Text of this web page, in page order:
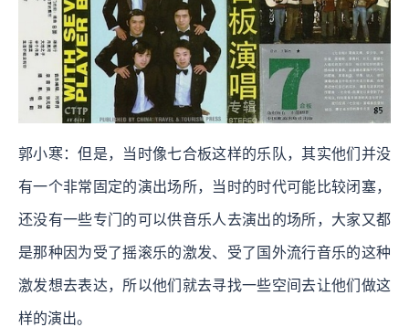
郭小寒：但是，当时像七合板这样的乐队，其实他们并没
有一个非常固定的演出场所，当时的时代可能比较闭塞，
还没有一些专门的可以供音乐人去演出的场所，大家又都
是那种因为受了摇滚乐的激发、受了国外流行音乐的这种
激发想去表达，所以他们就去寻找一些空间去让他们做这
样的演出。